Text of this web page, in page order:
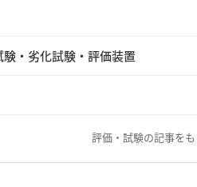
・劣化試験・評価装置
評価・試験の記事を